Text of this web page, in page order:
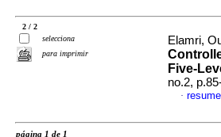
2 / 2
selecciona
para imprimir
Elamri,
Five-
no.2,
·
página 1 de 1